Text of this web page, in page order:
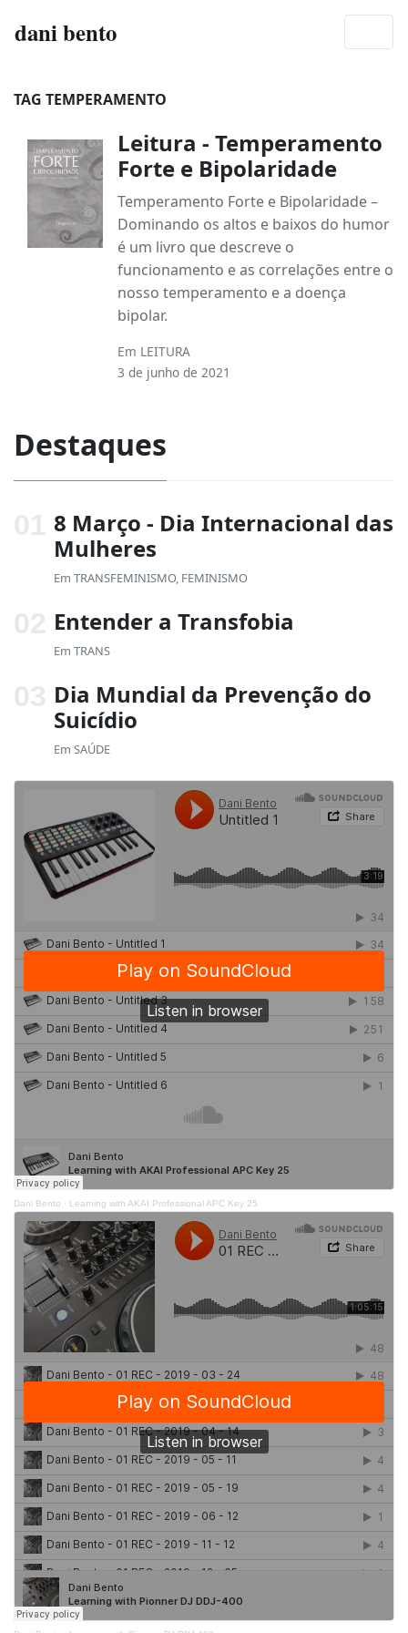
dani bento
TAG TEMPERAMENTO
Leitura - Temperamento
Forte e Bipolaridade
Temperamento Forte e Bipolaridade –
Dominando os altos e baixos do humor
é um livro que descreve o
funcionamento e as correlações entre o
nosso temperamento e a doença
bipolar.
Em LEITURA
3 de junho de 2021
Destaques
8 Março - Dia Internacional das
Mulheres
Em TRANSFEMINISMO, FEMINISMO
Entender a Transfobia
Em TRANS
Dia Mundial da Prevenção do
Suicídio
Em SAÚDE
Dani Bento · Learning with AKAI Professional APC Key 25